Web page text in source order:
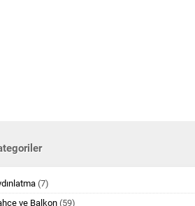
(7)
ve Balkon (59)